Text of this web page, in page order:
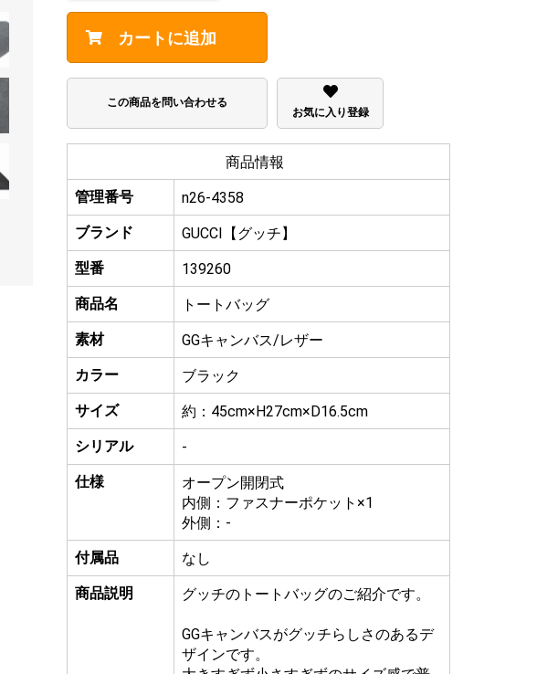
カートに追加
この商品を問い合わせる
お気に入り登録
商品情報
管理番号
n26-4358
ブランド
GUCCI【グッチ】
型番
139260
商品名
トートバッグ
素材
GGキャンバス/レザー
カラー
ブラック
サイズ
約：45cm×H27cm×D16.5cm
シリアル
-
仕様
オープン開閉式
内側：ファスナーポケット×1
外側：-
付属品
なし
商品説明
グッチのトートバッグのご紹介です。
GGキャンバスがグッチらしさのあるデ
ザインです。